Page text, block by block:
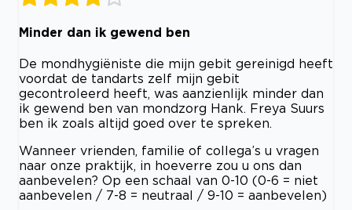
Minder dan ik gewend ben
De mondhygiëniste die mijn gebit gereinigd heeft
voordat de tandarts zelf mijn gebit
gecontroleerd heeft, was aanzienlijk minder dan
ik gewend ben van mondzorg Hank. Freya Suurs
ben ik zoals altijd goed over te spreken.
Wanneer vrienden, familie of collega’s u vragen
naar onze praktijk, in hoeverre zou u ons dan
aanbevelen? Op een schaal van 0-10 (0-6 = niet
aanbevelen / 7-8 = neutraal / 9-10 = aanbevelen)